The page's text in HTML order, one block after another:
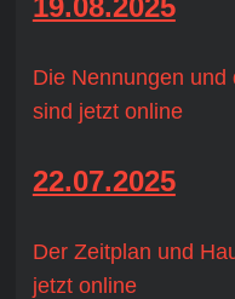
Die Nennungen
sind jetzt online
22.07.2025
Der Zeitplan und
jetzt online